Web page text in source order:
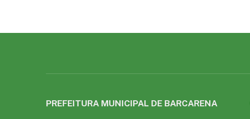
PREFEITURA MUNICIPAL DE BARCARENA